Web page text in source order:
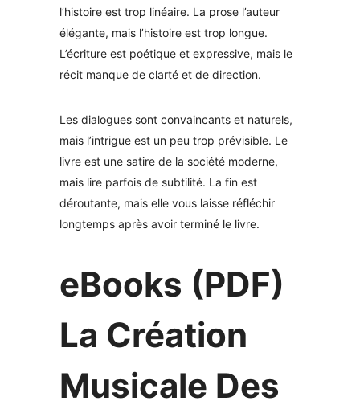
l’histoire est trop linéaire. La prose l’auteur
élégante, mais l’histoire est trop longue.
L’écriture est poétique et expressive, mais le
récit manque de clarté et de direction.
Les dialogues sont convaincants et naturels,
mais l’intrigue est un peu trop prévisible. Le
livre est une satire de la société moderne,
mais lire parfois de subtilité. La fin est
déroutante, mais elle vous laisse réfléchir
longtemps après avoir terminé le livre.
eBooks (PDF)
La Création
Musicale Des